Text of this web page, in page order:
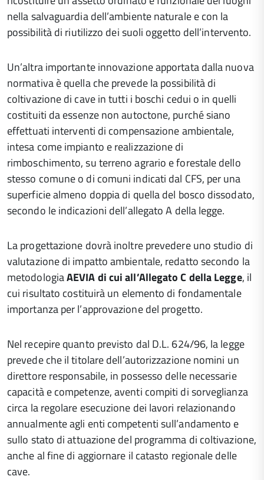
nella salvaguardia dell’ambiente naturale e con la
possibilità di riutilizzo dei suoli oggetto dell’intervento.
Un’altra importante innovazione apportata dalla nuova
normativa è quella che prevede la possibilità di
coltivazione di cave in tutti i boschi cedui o in quelli
costituiti da essenze non autoctone, purché siano
effettuati interventi di compensazione ambientale,
intesa come impianto e realizzazione di
rimboschimento, su terreno agrario e forestale dello
stesso comune o di comuni indicati dal CFS, per una
superficie almeno doppia di quella del bosco dissodato,
secondo le indicazioni dell’allegato A della legge.
La progettazione dovrà inoltre prevedere uno studio di
valutazione di impatto ambientale, redatto secondo la
metodologiaAEVIA di cui all’Allegato C della Legge, il
cui risultato costituirà un elemento di fondamentale
importanza per l’approvazione del progetto.
Nel recepire quanto previsto dal D.L. 624/96, la legge
prevede che il titolare dell’autorizzazione nomini un
direttore responsabile, in possesso delle necessarie
capacità e competenze, aventi compiti di sorveglianza
circa la regolare esecuzione dei lavori relazionando
annualmente agli enti competenti sull’andamento e
sullo stato di attuazione del programma di coltivazione,
anche al fine di aggiornare il catasto regionale delle
cave.